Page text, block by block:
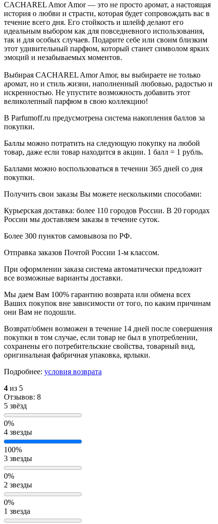
CACHAREL Amor Amor — это не просто аромат, а настоящая
история о любви и страсти, которая будет сопровождать вас в
течение всего дня. Его стойкость и шлейф делают его
идеальным выбором как для повседневного использования,
так и для особых случаев. Подарите себе или своим близким
этот удивительный парфюм, который станет символом ярких
эмоций и незабываемых моментов.
Выбирая CACHAREL Amor Amor, вы выбираете не только
аромат, но и стиль жизни, наполненный любовью, радостью и
искренностью. Не упустите возможность добавить этот
великолепный парфюм в свою коллекцию!
В Parfumoff.ru предусмотрена система накопления баллов за
покупки.
Баллы можно потратить на следующую покупку на любой
товар, даже если товар находится в акции. 1 балл = 1 рубль.
Баллами можно воспользоваться в течении 365 дней со дня
покупки.
Получить свои заказы Вы можете несколькими способами:
Курьерская доставка: более 110 городов России. В 20 городах
России мы доставляем заказы в течение суток.
Более 300 пунктов самовывоза по РФ.
Отправка заказов Почтой России 1-м классом.
При оформлении заказа система автоматически предложит
все возможные варианты доставки.
Мы даем Вам 100% гарантию возврата или обмена всех
Ваших покупок вне зависимости от того, по каким причинам
они Вам не подошли.
Возврат/обмен возможен в течение 14 дней после совершения
покупки в том случае, если товар не был в употреблении,
сохранены его потребительские свойства, товарный вид,
оригинальная фабричная упаковка, ярлыки.
Подробнее: условия возврата
4 из 5
Отзывов: 8
5 звёзд
0%
4 звезды
100%
3 звезды
0%
2 звезды
0%
1 звезда